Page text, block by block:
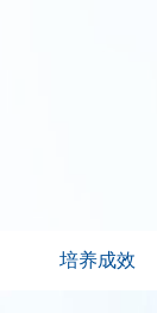
培养成效